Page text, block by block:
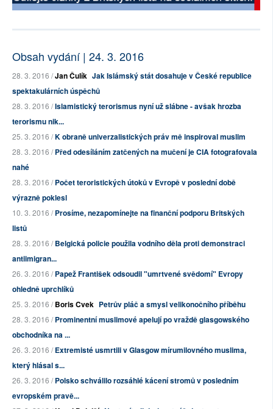
Obsah vydání | 24. 3. 2016
28. 3. 2016 /Jan Čulík Jak Islámský stát dosahuje v České republice
spektakulárních úspěchů
28. 3. 2016 /Islamistický terorismus nyní už slábne - avšak hrozba
terorismu nik...
25. 3. 2016 /K obraně univerzalistických práv mě inspiroval muslim
28. 3. 2016 /Před odesíláním zatčených na mučení je CIA fotografovala
nahé
28. 3. 2016 /Počet teroristických útoků v Evropě v poslední době
výrazně poklesl
10. 3. 2016 /Prosíme, nezapomínejte na finanční podporu Britských
listů
28. 3. 2016 /Belgická policie použila vodního děla proti demonstraci
antiimigran...
26. 3. 2016 /Papež František odsoudil "umrtvené svědomí" Evropy
ohledně uprchlíků
25. 3. 2016 /Boris Cvek Petrův pláč a smysl velikonočního příběhu
28. 3. 2016 /Prominentní muslimové apelují po vraždě glasgowského
obchodníka na ...
26. 3. 2016 /Extremisté usmrtili v Glasgow mírumilovného muslima,
který hlásal s...
26. 3. 2016 /Polsko schválilo rozsáhlé kácení stromů v posledním
evropském pravě...